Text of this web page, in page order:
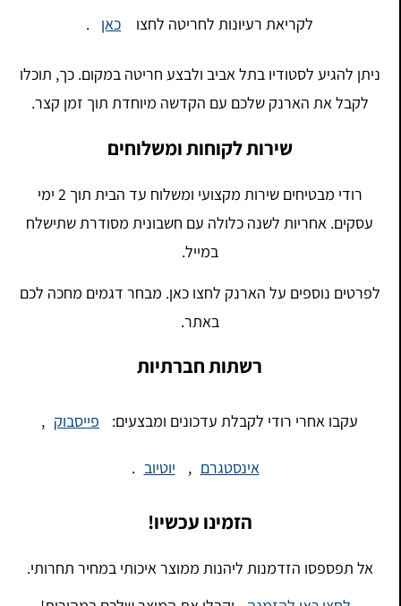
לקריאת רעיונות לחריטה לחצו כאן
ניתן להגיע לסטודיו בתל אביב ולבצע חריטה במקום. כך, תוכלו
לקבל את הארנק שלכם עם הקדשה מיוחדת תוך זמן קצר.
שירות לקוחות ומשלוחים
רודי מבטיחים שירות מקצועי ומשלוח עד הבית תוך 2 ימי
עסקים. אחריות לשנה כלולה עם חשבונית מסודרת שתישלח
במייל.
לפרטים נוספים על הארנק לחצו כאן. מבחר דגמים מחכה לכם
באתר.
רשתות חברתיות
עקבו אחרי רודי לקבלת עדכונים ומבצעים: פייסבוק
אינסטגרם , יוטיוב
הזמינו עכשיו!
אל תפספסו הזדמנות ליהנות ממוצר איכותי במחיר תחרותי.